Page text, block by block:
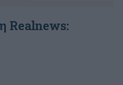
Realnews: